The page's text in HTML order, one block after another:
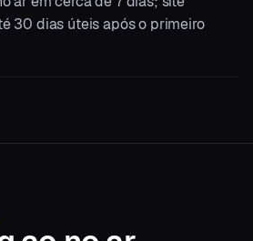
30 dias úteis após o primeiro